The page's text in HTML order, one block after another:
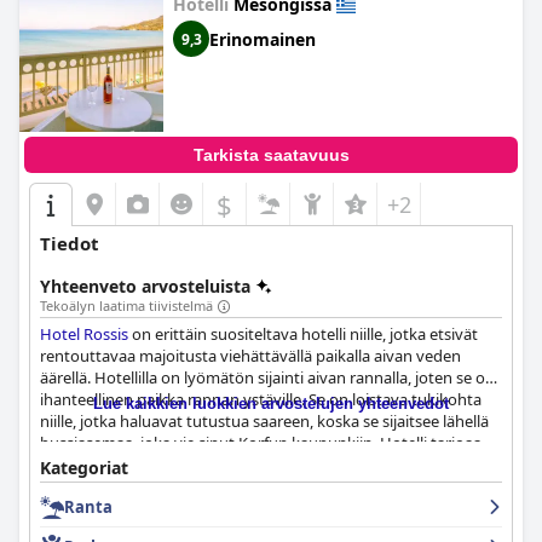
9,3 Erinomainen
Tarkista saatavuus
$ +2
Tiedot
Yhteenveto arvosteluista
Tekoälyn laatima tiivistelmä
Hotel Rossison erittäin suositeltava hotelli niille, jotka etsivät
rentouttavaa majoitusta viehättävällä paikalla aivan veden
äärellä. Hotellilla on lyömätön sijainti aivan rannalla, joten se on
ihanteellinen paikka rannan ystäville. Se on loistava tukikohta
niille, jotka haluavat tutustua saareen, koska se sijaitsee lähellä
bussiasemaa, joka vie sinut Korfun kaupunkiin. Hotelli tarjoaa
yksityisen pääsyn rannalle, ja sekä saaren etelä- että
pohjoispuolelle on helppo ajaa. Hotellin aamiaista pidettiin
hyvänä muutamaa poikkeusta lukuun ottamatta
yksitoikkoisena ja heikkolaatuisena aamiaisena. Asiakkaat saivat
Lue kaikkien luokkien arvostelujen yhteenvedot
Kategoriat
Ranta